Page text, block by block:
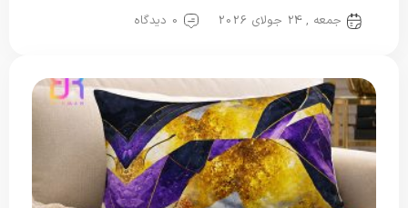
جمعه , 24 جولای 2026 0 دیدگاه